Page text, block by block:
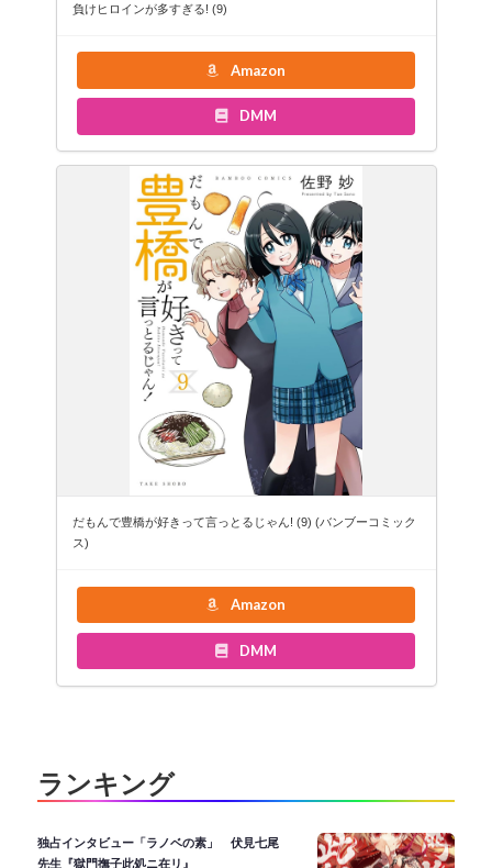
負けヒロインが多すぎる! (9)
Amazon
DMM
だもんで豊橋が好きって言っとるじゃん! (9) (バンブーコミック
ス)
Amazon
DMM
ランキング
独占インタビュー「ラノベの素」 伏見七尾
先生『獄門撫子此処ニ在リ』